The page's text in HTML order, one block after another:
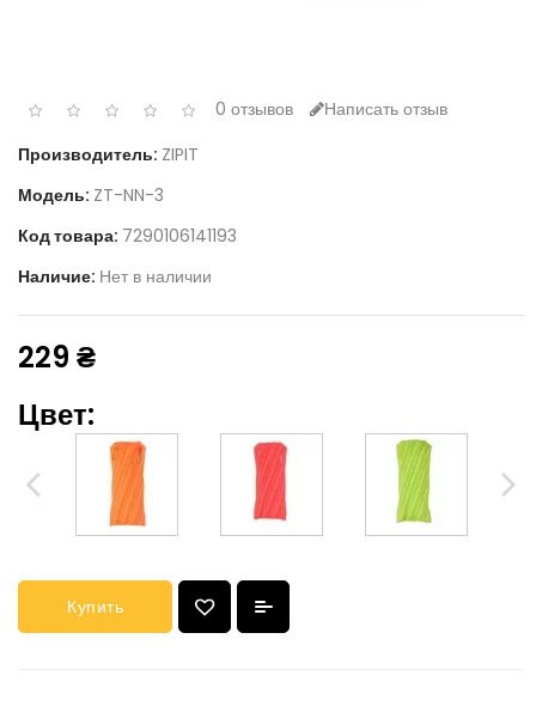
0 отзывов
Написать отзыв
Производитель: ZIPIT
Модель: ZT-NN-3
Код товара: 7290106141193
Наличие: Нет в наличии
229 ₴
Цвет:
Купить